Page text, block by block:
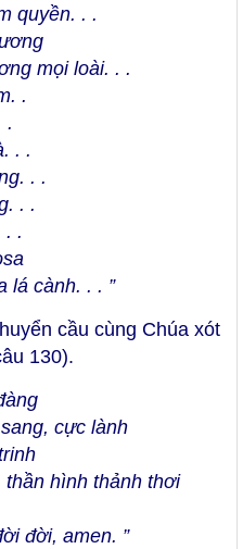
quyền. . .
mọi loài. . .
.
.
. .
. .
. .
. .
lá cành. . . ”
cầu cùng Chúa xót
130).
cực lành
hình thảnh thơi
đời, amen. ”